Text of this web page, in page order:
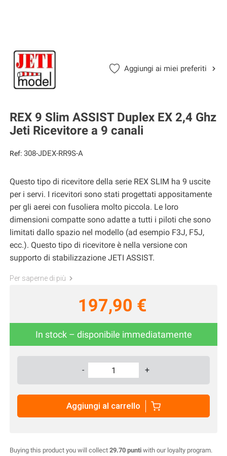
Aggiungi ai miei preferiti
REX 9 Slim ASSIST Duplex EX 2,4 Ghz
Jeti Ricevitore a 9 canali
Ref: 308-JDEX-RR9S-A
Questo tipo di ricevitore della serie REX SLIM ha 9 uscite
per i servi. I ricevitori sono stati progettati appositamente
per gli aerei con fusoliera molto piccola. Le loro
dimensioni compatte sono adatte a tutti i piloti che sono
limitati dallo spazio nel modello (ad esempio F3J, F5J,
ecc.). Questo tipo di ricevitore è nella versione con
supporto di stabilizzazione JETI ASSIST.
Per saperne di più
197,90 €
In stock – disponibile immediatamente
- +
Aggiungi al carrello
Buying this product you will collect29.70 punti with our loyalty program.